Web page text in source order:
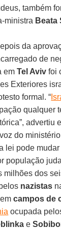
também
ministra Beata
da
de
emTel Aviv foi
Exteriores
formal. “
qualquer
advertiu
do
lei pode mudar
população
milhões dos
nazistas
emcampos de
ocupada
e